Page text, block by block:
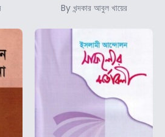
By খন্দকার আবুল খায়ের